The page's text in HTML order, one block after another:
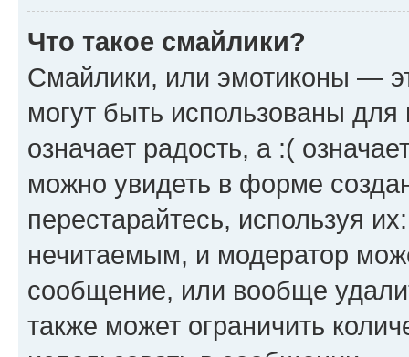
Что такое смайлики?
Смайлики, или эмотиконы —
могут быть использованы
означает радость, а :(
можно увидеть в форме
перестарайтесь, используя
нечитаемым, и модератор
сообщение, или вообще
также может ограничить